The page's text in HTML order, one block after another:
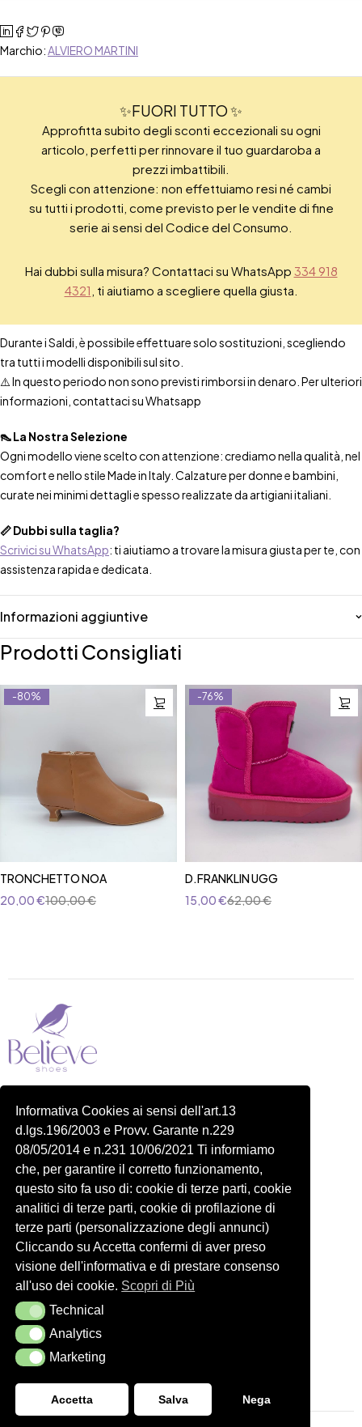
Informativa Cookies ai sensi dell'art.13
d.lgs.196/2003 e Provv. Garante n.229
08/05/2014 e n.231 10/06/2021 Ti informiamo
che, per garantire il corretto funzionamento,
questo sito fa uso di: cookie di terze parti, cookie
analitici di terze parti, cookie di profilazione di
terze parti (personalizzazione degli annunci)
Cliccando su Accetta confermi di aver preso
visione dell'informativa e di prestare consenso
all'uso dei cookie. Scopri di Più
Technical
Technical
Analytics
Analytics
Marketing
Marketing
Accetta Salva Nega
Marchio:ALVIERO MARTINI
✨FUORI TUTTO ✨
Approfitta subito degli sconti eccezionali su ogni
articolo, perfetti per rinnovare il tuo guardaroba a
prezzi imbattibili.
Scegli con attenzione: non effettuiamo resi né cambi
su tutti i prodotti, come previsto per le vendite di fine
serie ai sensi del Codice del Consumo.
Hai dubbi sulla misura? Contattaci su WhatsApp 334 918
4321 , ti aiutiamo a scegliere quella giusta.
Durante i Saldi, è possibile effettuare solo sostituzioni, scegliendo
tra tutti i modelli disponibili sul sito.
⚠️ In questo periodo non sono previsti rimborsi in denaro. Per ulteriori
informazioni, contattaci su Whatsapp
👠 La Nostra Selezione
Ogni modello viene scelto con attenzione: crediamo nella qualità, nel
comfort e nello stile Made in Italy. Calzature per donne e bambini,
curate nei minimi dettagli e spesso realizzate da artigiani italiani.
📏 Dubbi sulla taglia?
Scrivici su WhatsApp: ti aiutiamo a trovare la misura giusta per te, con
assistenza rapida e dedicata.
Informazioni aggiuntive
Prodotti Consigliati
-80%
TRONCHETTO NOA
100,00€
20,00€
-76%
D.FRANKLIN UGG
62,00€
15,00€
P.IVA 14822091006
N.REA: RM-1548401
C.SOCIALE: €10,00
334 918 4321
Shop
Donna
Bambini
Account
Carrello
Profilo
Ordini
Wishlist